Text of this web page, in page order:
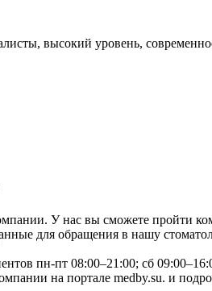
высокий уровень,
У нас вы сможете пройти
для обращения в нашу
пн-пт 08:00–21:00; сб
на портале medby.su. и